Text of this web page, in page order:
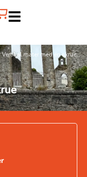
Vertikal mater med én skrue